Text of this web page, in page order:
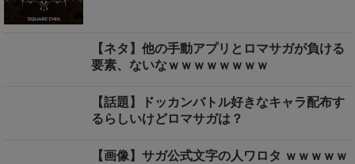
【ネタ】他の手動アプリとロマサガが負ける
要素、ないなｗｗｗｗｗｗｗｗ
【話題】ドッカンバトル好きなキャラ配布す
るらしいけどロマサガは？
【画像】サガ公式文字の人ワロタ ｗｗｗｗｗ